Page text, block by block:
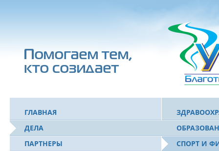
ГЛАВНАЯ
ДЕЛА
ПАРТНЕРЫ
СПОРТ И